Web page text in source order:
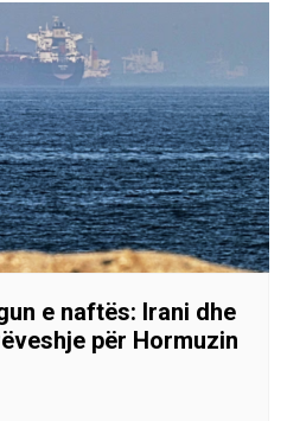
e naftës: Irani dhe
për Hormuzin